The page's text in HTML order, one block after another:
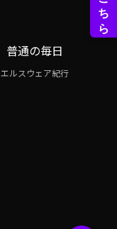
普通の毎日
エルスウェア紀行